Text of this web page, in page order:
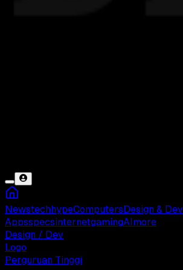
NewstechhypeComputers Design & Dev
AppsspecsinternetgamingAI more
Design / Dev
Logo
Perguruan Tinggi